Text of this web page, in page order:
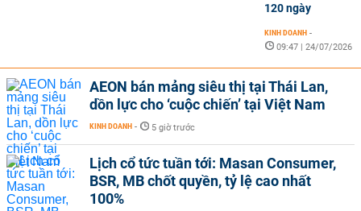
120 ngày
KINH DOANH -
09:47 | 24/07/2026
AEON bán mảng siêu thị tại Thái Lan,
dồn lực cho ‘cuộc chiến’ tại Việt Nam
KINH DOANH - 5 giờ trước
Lịch cổ tức tuần tới: Masan Consumer,
BSR, MB chốt quyền, tỷ lệ cao nhất
100%